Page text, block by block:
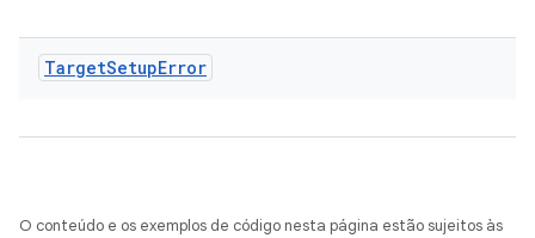
TargetSetupError
O conteúdo e os exemplos de código nesta página estão sujeitos às